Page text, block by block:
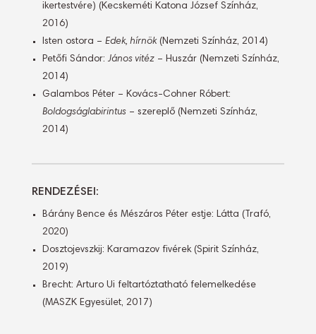
ikertestvére) (Kecskeméti Katona József Színház,
2016)
Isten ostora – Edek, hírnök(Nemzeti Színház, 2014)
Petőfi Sándor: János vitéz – Huszár (Nemzeti Színház,
2014)
Galambos Péter – Kovács-Cohner Róbert:
Boldogságlabirintus – szereplő (Nemzeti Színház,
2014)
RENDEZÉSEI:
Bárány Bence és Mészáros Péter estje: Látta (Trafó,
2020)
Dosztojevszkij: Karamazov fivérek (Spirit Színház,
2019)
Brecht: Arturo Ui feltartóztatható felemelkedése
(MASZK Egyesület, 2017)